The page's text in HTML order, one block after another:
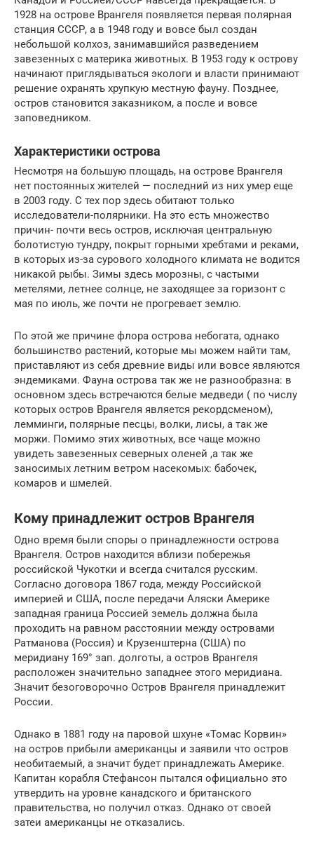
1928 на острове Врангеля появляется первая полярная
станция СССР, а в 1948 году и вовсе был создан
небольшой колхоз, занимавшийся разведением
завезенных с материка животных. В 1953 году к острову
начинают приглядываться экологи и власти принимают
решение охранять хрупкую местную фауну. Позднее,
остров становится заказником, а после и вовсе
заповедником.
Характеристики острова
Несмотря на большую площадь, на острове Врангеля
нет постоянных жителей — последний из них умер еще
в 2003 году. С тех пор здесь обитают только
исследователи-полярники. На это есть множество
причин- почти весь остров, исключая центральную
болотистую тундру, покрыт горными хребтами и реками,
в которых из-за сурового холодного климата не водится
никакой рыбы. Зимы здесь морозны, с частыми
метелями, летнее солнце, не заходящее за горизонт с
мая по июль, же почти не прогревает землю.
По этой же причине флора острова небогата, однако
большинство растений, которые мы можем найти там,
приставляют из себя древние виды или вовсе являются
эндемиками. Фауна острова так же не разнообразна: в
основном здесь встречаются белые медведи ( по числу
которых остров Врангеля является рекордсменом),
лемминги, полярные песцы, волки, лисы, а так же
моржи. Помимо этих животных, все чаще можно
увидеть завезенных северных оленей ,а так же
заносимых летним ветром насекомых: бабочек,
комаров и шмелей.
Кому принадлежит остров Врангеля
Одно время были споры о принадлежности острова
Врангеля. Остров находится вблизи побережья
российской Чукотки и всегда считался русским.
Согласно договора 1867 года, между Российской
империей и США, после передачи Аляски Америке
западная граница Россией земель должна была
проходить на равном расстоянии между островами
Ратманова (Россия) и Крузенштерна (США) по
меридиану 169° зап. долготы, а остров Врангеля
расположен значительно западнее этого меридиана.
Значит безоговорочно Остров Врангеля принадлежит
России.
Однако в 1881 году на паровой шхуне «Томас Корвин»
на остров прибыли американцы и заявили что остров
необитаемый, а значит будет принадлежать Америке.
Капитан корабля Стефансон пытался официально это
утвердить на уровне канадского и британского
правительства, но получил отказ. Однако от своей
затеи американцы не отказались.